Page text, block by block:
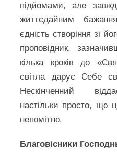
підйомами, але
життєдайним
єдність створіння зі
проповідник,
кілька кроків до
світла дарує Себе
Нескінченний
настільки просто, що
непомітно.
Благовісники